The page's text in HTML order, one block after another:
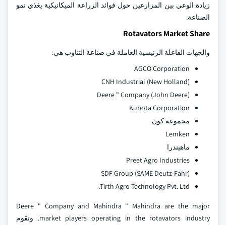
زيادة الوعي بين المزارعين حول فوائد الزراعة الميكانيكية يغذي نمو
الصناعة.
Rotavators Market Share
والجهات الفاعلة الرئيسية العاملة في صناعة التناوب هي:
AGCO Corporation
CNH Industrial (New Holland)
Deere " Company (John Deere)
Kubota Corporation
مجموعة كون
Lemken
ماهيندرا
Preet Agro Industries
SDF Group (SAME Deutz-Fahr)
Tirth Agro Technology Pvt. Ltd.
Deere " Company and Mahindra " Mahindra are the major
market players operating in the rotavators industry. وتقوم